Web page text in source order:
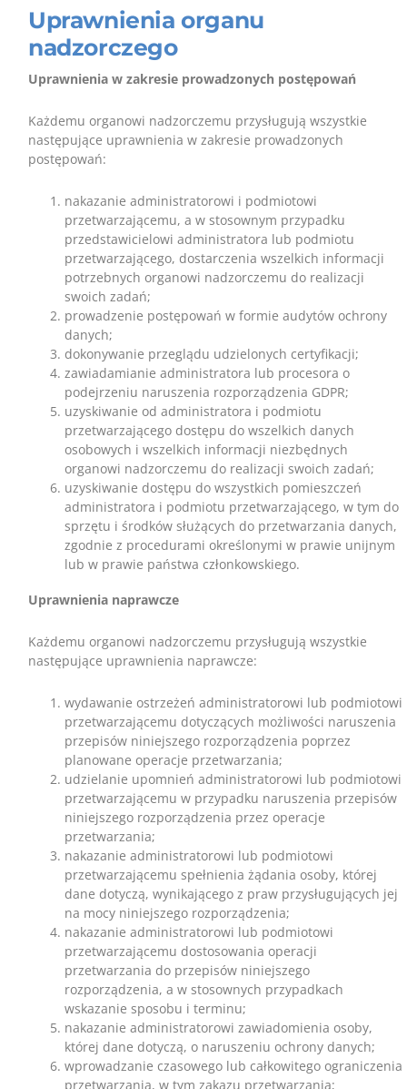
Uprawnienia organu
nadzorczego
Uprawnienia w zakresie prowadzonych postępowań
Każdemu organowi nadzorczemu przysługują wszystkie
następujące uprawnienia w zakresie prowadzonych
postępowań:
nakazanie administratorowi i podmiotowi
przetwarzającemu, a w stosownym przypadku
przedstawicielowi administratora lub podmiotu
przetwarzającego, dostarczenia wszelkich informacji
potrzebnych organowi nadzorczemu do realizacji
swoich zadań;
prowadzenie postępowań w formie audytów ochrony
danych;
dokonywanie przeglądu udzielonych certyfikacji;
zawiadamianie administratora lub procesora o
podejrzeniu naruszenia rozporządzenia GDPR;
uzyskiwanie od administratora i podmiotu
przetwarzającego dostępu do wszelkich danych
osobowych i wszelkich informacji niezbędnych
organowi nadzorczemu do realizacji swoich zadań;
uzyskiwanie dostępu do wszystkich pomieszczeń
administratora i podmiotu przetwarzającego, w tym do
sprzętu i środków służących do przetwarzania danych,
zgodnie z procedurami określonymi w prawie unijnym
lub w prawie państwa członkowskiego.
Uprawnienia naprawcze
Każdemu organowi nadzorczemu przysługują wszystkie
następujące uprawnienia naprawcze:
wydawanie ostrzeżeń administratorowi lub podmiotowi
przetwarzającemu dotyczących możliwości naruszenia
przepisów niniejszego rozporządzenia poprzez
planowane operacje przetwarzania;
udzielanie upomnień administratorowi lub podmiotowi
przetwarzającemu w przypadku naruszenia przepisów
niniejszego rozporządzenia przez operacje
przetwarzania;
nakazanie administratorowi lub podmiotowi
przetwarzającemu spełnienia żądania osoby, której
dane dotyczą, wynikającego z praw przysługujących jej
na mocy niniejszego rozporządzenia;
nakazanie administratorowi lub podmiotowi
przetwarzającemu dostosowania operacji
przetwarzania do przepisów niniejszego
rozporządzenia, a w stosownych przypadkach
wskazanie sposobu i terminu;
nakazanie administratorowi zawiadomienia osoby,
której dane dotyczą, o naruszeniu ochrony danych;
wprowadzanie czasowego lub całkowitego ograniczenia
przetwarzania, w tym zakazu przetwarzania;